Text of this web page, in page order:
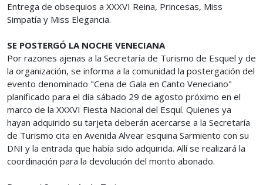
Entrega de obsequios a XXXVI Reina, Princesas, Miss
Simpatía y Miss Elegancia.
SE POSTERGÓ LA NOCHE VENECIANA
Por razones ajenas a la Secretaría de Turismo de Esquel y de
la organización, se informa a la comunidad la postergación del
evento denominado "Cena de Gala en Canto Veneciano"
planificado para el día sábado 29 de agosto próximo en el
marco de la XXXVI Fiesta Nacional del Esquí. Quienes ya
hayan adquirido su tarjeta deberán acercarse a la Secretaría
de Turismo cita en Avenida Alvear esquina Sarmiento con su
DNI y la entrada que había sido adquirida. Allí se realizará la
coordinación para la devolución del monto abonado.